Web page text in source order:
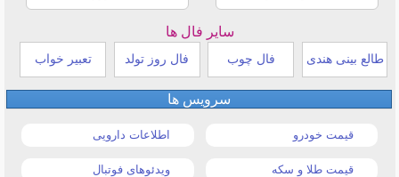
سایر فال ها
طالع بینی هندی فال چوب فال روز تولد تعبیر خواب
سرویس ها
قیمت خودرو اطلاعات دارویی
قیمت طلا و سکه ویدئوهای فوتبال